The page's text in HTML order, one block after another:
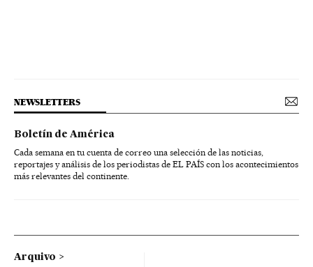
NEWSLETTERS
Boletín de América
Cada semana en tu cuenta de correo una selección de las noticias,
reportajes y análisis de los periodistas de EL PAÍS con los acontecimientos
más relevantes del continente.
Arquivo